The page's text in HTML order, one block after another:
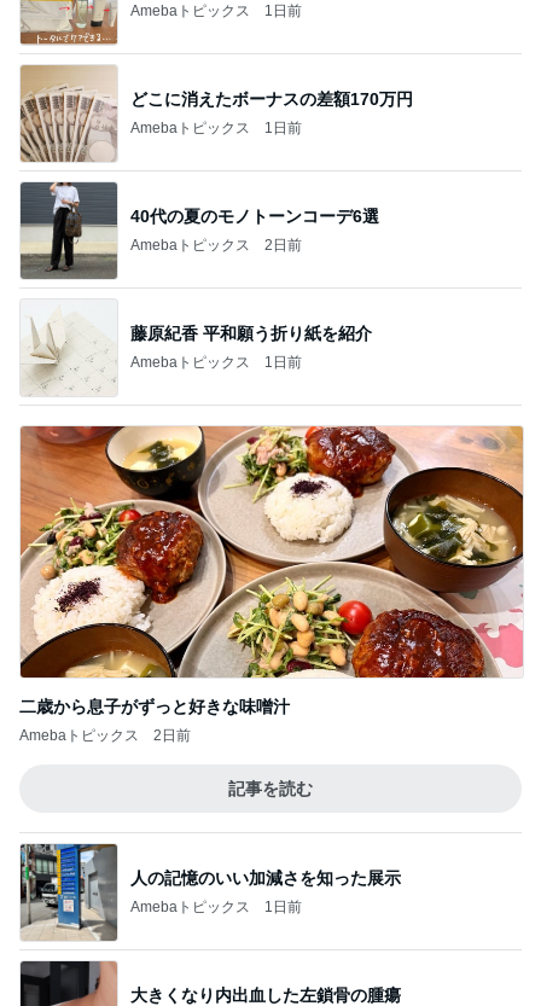
Amebaトピックス 1日前
どこに消えたボーナスの差額170万円
Amebaトピックス 1日前
40代の夏のモノトーンコーデ6選
Amebaトピックス 2日前
藤原紀香 平和願う折り紙を紹介
Amebaトピックス 1日前
二歳から息子がずっと好きな味噌汁
Amebaトピックス 2日前
記事を読む
人の記憶のいい加減さを知った展示
Amebaトピックス 1日前
大きくなり内出血した左鎖骨の腫瘍